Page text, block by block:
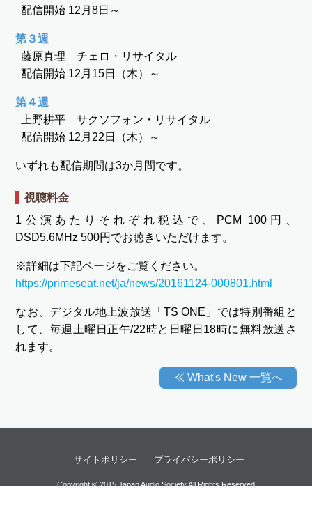
配信開始 12月8日～
第３週
藤原真理 チェロ・リサイタル
配信開始 12月15日（木）～
第４週
上野耕平 サクソフォン・リサイタル
配信開始 12月22日（木）～
いずれも配信期間は3か月間です。
視聴料金
1公演あたりそれぞれ税込で、PCM 100円、
DSD5.6MHz 500円でお聴きいただけます。
※詳細は下記ページをご覧ください。
https://primeseat.net/ja/news/20161124-000801.html
なお、デジタル地上波放送「TS ONE」では特別番組と
して、毎週土曜日正午/22時と日曜日18時に無料放送さ
れます。
What's New 一覧へ
サイトポリシー プライバシーポリシー
Copyright © 2015 Japan Audio Society All Rights Reserved